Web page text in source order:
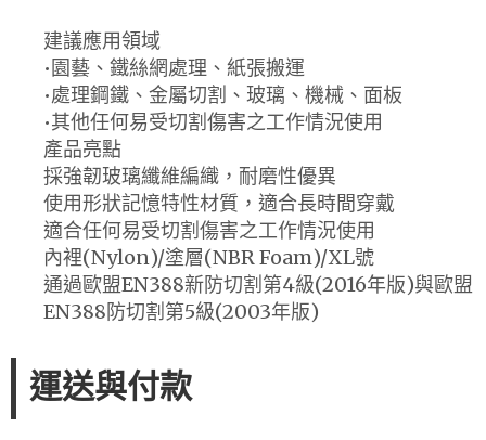
建議應用領域
•園藝、鐵絲網處理、紙張搬運
•處理鋼鐵、金屬切割、玻璃、機械、面板
•其他任何易受切割傷害之工作情況使用
產品亮點
採強韌玻璃纖維編織，耐磨性優異
使用形狀記憶特性材質，適合長時間穿戴
適合任何易受切割傷害之工作情況使用
內裡(Nylon)/塗層(NBR Foam)/XL號
通過歐盟EN388新防切割第4級(2016年版)與歐盟
EN388防切割第5級(2003年版)
運送與付款